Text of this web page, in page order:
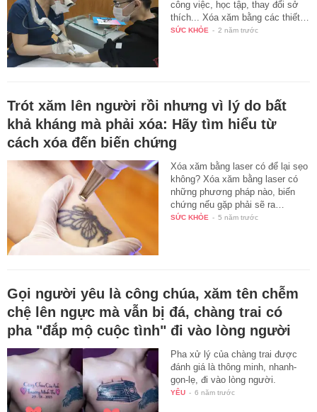
công việc, học tập, thay đổi sở
thích... Xóa xăm bằng các thiết…
SỨC KHỎE - 2 năm trước
Trót xăm lên người rồi nhưng vì lý do bất
khả kháng mà phải xóa: Hãy tìm hiểu từ
cách xóa đến biến chứng
Xóa xăm bằng laser có để lại sẹo
không? Xóa xăm bằng laser có
những phương pháp nào, biến
chứng nếu gặp phải sẽ ra…
SỨC KHỎE - 5 năm trước
Gọi người yêu là công chúa, xăm tên chễm
chệ lên ngực mà vẫn bị đá, chàng trai có
pha "đắp mộ cuộc tình" đi vào lòng người
Pha xử lý của chàng trai được
đánh giá là thông minh, nhanh-
gọn-lẹ, đi vào lòng người.
YÊU - 6 năm trước